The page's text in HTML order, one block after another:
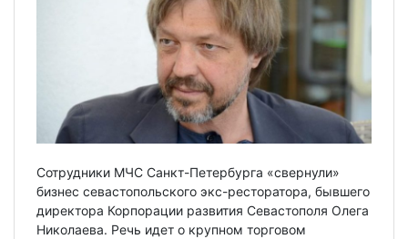
Сотрудники МЧС Санкт-Петербурга «свернули»
бизнес севастопольского экс-ресторатора, бывшего
директора Корпорации развития Севастополя Олега
Николаева. Речь идет о крупном торговом